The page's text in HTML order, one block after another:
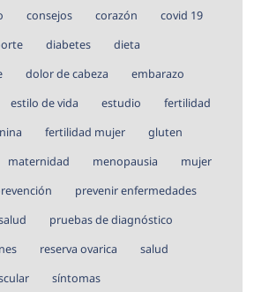
consejos corazón
covid 19
diabetes
dieta
dolor de cabeza
embarazo
estilo de vida estudio
fertilidad
fertilidad mujer
gluten
maternidad menopausia
mujer
prevenir enfermedades
pruebas de diagnóstico
reserva ovarica
salud
síntomas